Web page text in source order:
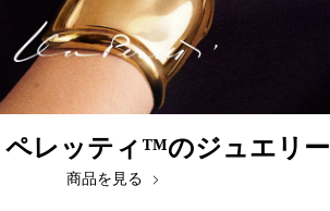
ペレッティ™のジュエリー
商品を見る